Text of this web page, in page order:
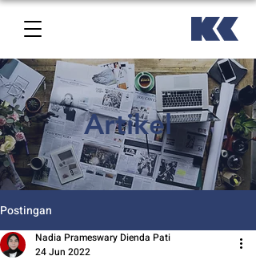
Artikel
Postingan
Nadia Prameswary Dienda Pati
24 Jun 2022